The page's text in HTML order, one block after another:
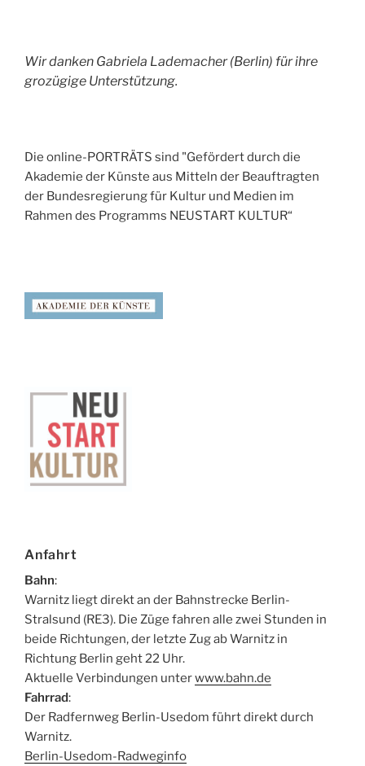
Wir danken Gabriela Lademacher (Berlin) für ihre
grozügige Unterstützung.
Die online-PORTRÄTS sind "Gefördert durch die
Akademie der Künste aus Mitteln der Beauftragten
der Bundesregierung für Kultur und Medien im
Rahmen des Programms NEUSTART KULTUR“
Anfahrt
Bahn:
Warnitz liegt direkt an der Bahnstrecke Berlin-
Stralsund (RE3). Die Züge fahren alle zwei Stunden in
beide Richtungen, der letzte Zug ab Warnitz in
Richtung Berlin geht 22 Uhr.
Aktuelle Verbindungen unterwww.bahn.de
Fahrrad:
Der Radfernweg Berlin-Usedom führt direkt durch
Warnitz.
Berlin-Usedom-Radweginfo